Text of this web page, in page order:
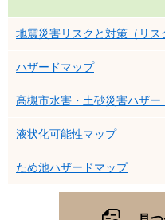
地震災害リスクと対策（リス
ハザードマップ
高槻市水害・土砂災害ハザー
液状化可能性マップ
ため池ハザードマップ